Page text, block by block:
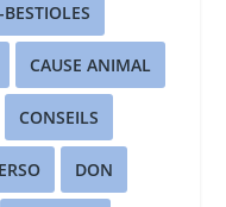
CAUSE ANIMAL
CONSEILS
DON